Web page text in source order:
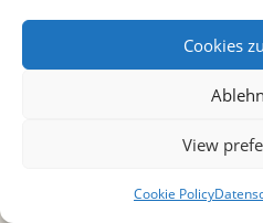
Cookies
View
Cookie Policy